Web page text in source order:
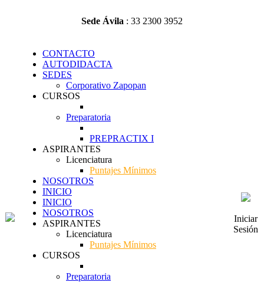
Sede Ávila : 33 2300 3952
CONTACTO
AUTODIDACTA
SEDES
Corporativo Zapopan
CURSOS
Preparatoria
PREPRACTIX I
ASPIRANTES
Licenciatura
Puntajes Mínimos
NOSOTROS
INICIO
INICIO
NOSOTROS
ASPIRANTES
Licenciatura
Puntajes Mínimos
CURSOS
Preparatoria
Iniciar
Sesión